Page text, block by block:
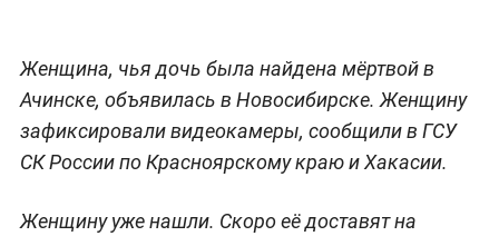
Женщина, чья дочь была найдена мёртвой в
Ачинске, объявилась в Новосибирске. Женщину
зафиксировали видеокамеры, сообщили в ГСУ
СК России по Красноярскому краю и Хакасии.
Женщину уже нашли. Скоро её доставят на